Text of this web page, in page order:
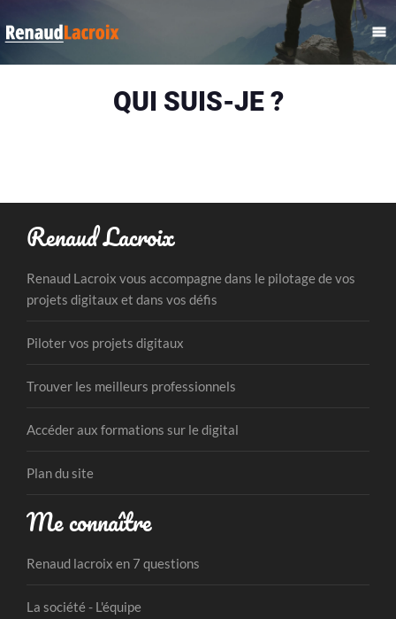
QUI SUIS-JE ?
Renaud Lacroix
Renaud Lacroix vous accompagne dans le pilotage de vos
projets digitaux et dans vos défis
Piloter vos projets digitaux
Trouver les meilleurs professionnels
Accéder aux formations sur le digital
Plan du site
Me connaître
Renaud lacroix en 7 questions
La société - L'équipe